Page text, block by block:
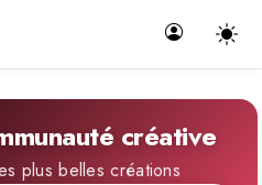
créative
plus belles créations